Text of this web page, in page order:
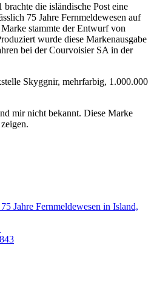
brachte die isländische Post eine
75 Jahre Fernmeldewesen auf
stammte der Entwurf von
wurde diese Markenausgabe
bei der Courvoisier SA in der
Skyggnir, mehrfarbig, 1.000.000
mir nicht bekannt. Diese Marke
Jahre Fernmeldewesen in Island,